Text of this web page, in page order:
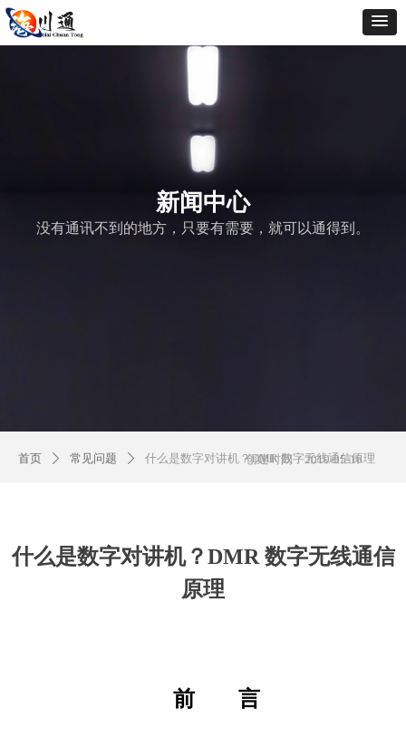
什么是数字对讲机？DMR 数字无线通信
原理
前 言
首页 ꄲ 常见问题 ꄲ 什么是数字对讲机？DMR 数字无线通信原理
创建时间：2019-05-16
新闻中心
没有通讯不到的地方，只要有需要，就可以通得到。